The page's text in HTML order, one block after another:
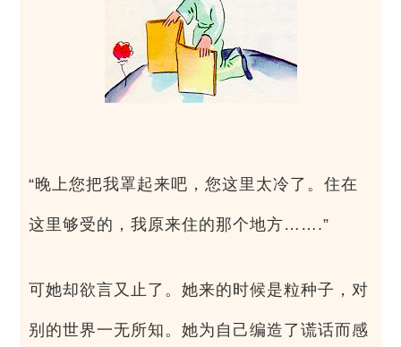
“晚上您把我罩起来吧，您这里太冷了。住在
这里够受的，我原来住的那个地方…….”
可她却欲言又止了。她来的时候是粒种子，对
别的世界一无所知。她为自己编造了谎话而感